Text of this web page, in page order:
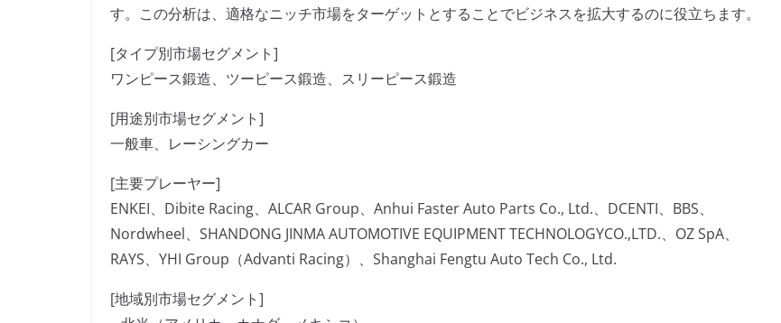
す。この分析は、適格なニッチ市場をターゲットとすることでビジネスを拡大するのに役立ちます。
[タイプ別市場セグメント]
ワンピース鍛造、ツーピース鍛造、スリーピース鍛造
[用途別市場セグメント]
一般車、レーシングカー
[主要プレーヤー]
ENKEI、Dibite Racing、ALCAR Group、Anhui Faster Auto Parts Co., Ltd.、DCENTI、BBS、
Nordwheel、SHANDONG JINMA AUTOMOTIVE EQUIPMENT TECHNOLOGYCO.,LTD.、OZ SpA、
RAYS、YHI Group（Advanti Racing）、Shanghai Fengtu Auto Tech Co., Ltd.
[地域別市場セグメント]